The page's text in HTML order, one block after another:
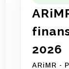
2026
ARiMR -